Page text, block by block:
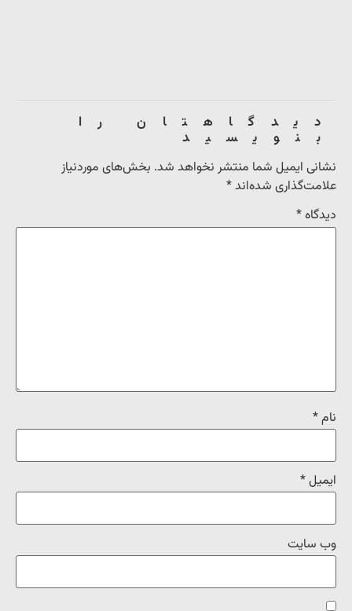
دیدگاهتان را
بنویسید
نشانی ایمیل شما منتشر نخواهد شد. بخش‌های موردنیاز
علامت‌گذاری شده‌اند*
دیدگاه*
نام*
ایمیل*
وب‌ سایت